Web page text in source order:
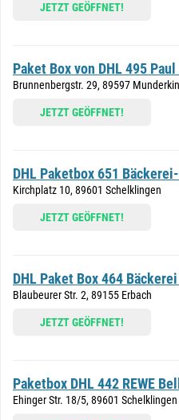
JETZT GEÖFFNET!
Paket Box von DHL 495
Brunnenbergstr. 29, 89597
JETZT GEÖFFNET!
DHL Paketbox 651
Kirchplatz 10, 89601 Schelklingen
JETZT GEÖFFNET!
DHL Paket Box 464
Blaubeurer Str. 2, 89155 Erbach
JETZT GEÖFFNET!
Paketbox DHL 442 REWE
Ehinger Str. 18/5, 89601 Schelklingen